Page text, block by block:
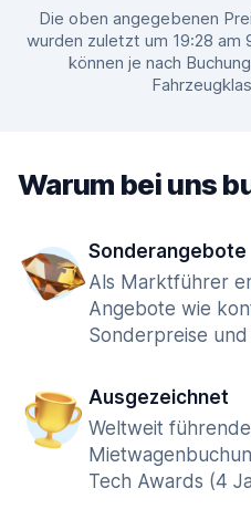
Die oben angegebenen
wurden zuletzt um 19:28 am
können je nach
Warum bei uns
Sonderangebote
Als Marktführer
Angebote wie
Sonderpreise
Ausgezeichnet
Weltweit
Tech Awards (4